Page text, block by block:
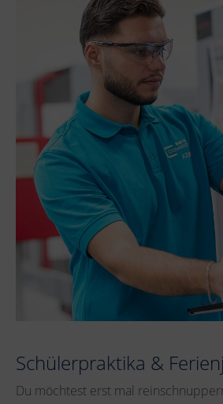
Schülerpraktika &
Du möchtest erst mal